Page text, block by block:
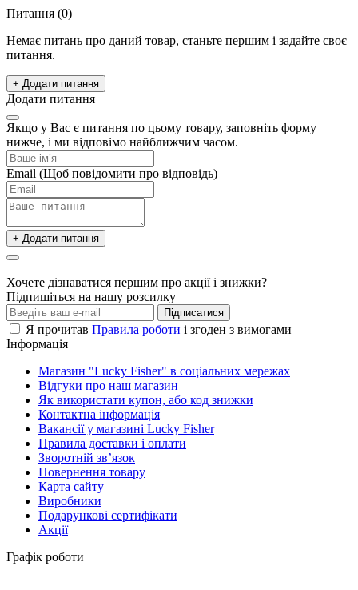
Питання (0)
Немає питань про даний товар, станьте першим і задайте своє
питання.
+ Додати питання
Додати питання
Якщо у Вас є питання по цьому товару, заповніть форму
нижче, і ми відповімо найближчим часом.
Email (Щоб повідомити про відповідь)
+ Додати питання
Хочете дізнаватися першим про акції і знижки?
Підпишіться на нашу розсилку
Підписатися
Я прочитав Правила роботи і згоден з вимогами
Інформація
Магазин "Lucky Fisher" в соціальних мережах
Відгуки про наш магазин
Як використати купон, або код знижки
Контактна інформація
Вакансії у магазині Lucky Fisher
Правила доставки і оплати
Зворотній зв’язок
Повернення товару
Карта сайту
Виробники
Подарункові сертифікати
Акції
Графік роботи